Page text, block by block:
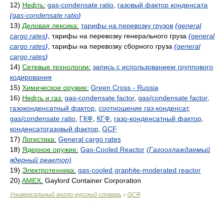
12) Нефть: gas-condensate ratio газовый фактор конденсата
(gas-condensate ratio)
13) Деловая лексика: тарифы на перевозку грузов (general
cargo rates) , тарифы на перевозку генерального груза (general
cargo rates) , тарифы на перевозку сборного груза (general
cargo rates)
14) Сетевые технологии: запись с использованием группового
кодирования
15) Химическое оружие: Green Cross - Russia
16) Нефть и газ: gas-condensate factor, gas/condensate factor,
газоконденсатный фактор соотношение газ-конденсат,
gas/condensate ratio ГКФ КГФ газо-конденсатный фактор
конденсатогазовый фактор GCF
17) Логистика: General cargo rates
18) Ядерное оружие: Gas-Cooled Reactor (Газоохлаждаемый
ядерный реактор)
19) Электротехника: gas-cooled graphite-moderated reactor
20) AMEX. Gaylord Container Corporation
Универсальный англо-русский словарь > GCR